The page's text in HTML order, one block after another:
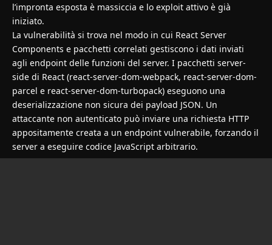
l’impronta esposta è massiccia e lo exploit attivo è già
iniziato.
La vulnerabilità si trova nel modo in cui React Server
Components e pacchetti correlati gestiscono i dati inviati
agli endpoint delle funzioni del server. I pacchetti server-
side di React (react-server-dom-webpack, react-server-dom-
parcel e react-server-dom-turbopack) eseguono una
deserializzazione non sicura dei payload JSON. Un
attaccante non autenticato può inviare una richiesta HTTP
appositamente creata a un endpoint vulnerabile, forzando il
server a eseguire codice JavaScript arbitrario.